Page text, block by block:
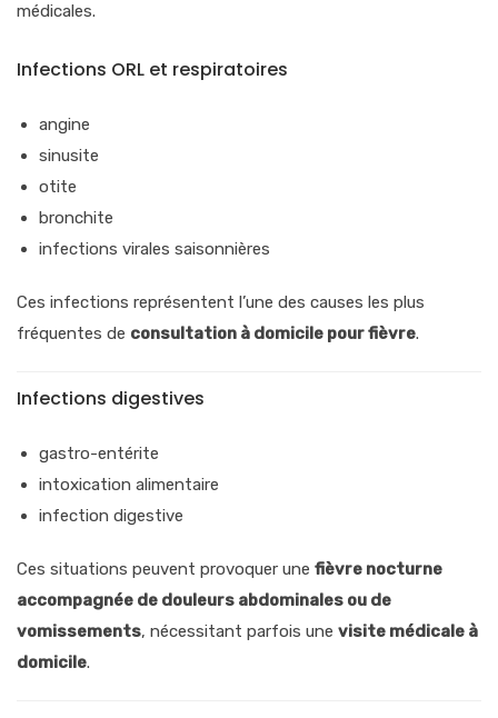
médicales.
Infections ORL et respiratoires
angine
sinusite
otite
bronchite
infections virales saisonnières
Ces infections représentent l’une des causes les plus
fréquentes de consultation à domicile pour fièvre.
Infections digestives
gastro-entérite
intoxication alimentaire
infection digestive
Ces situations peuvent provoquer une fièvre nocturne
accompagnée de douleurs abdominales ou de
vomissements, nécessitant parfois une visite médicale à
domicile.